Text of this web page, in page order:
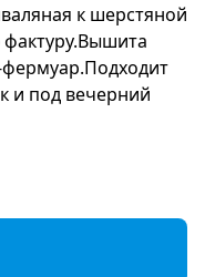
к шерстяной
и под вечерний